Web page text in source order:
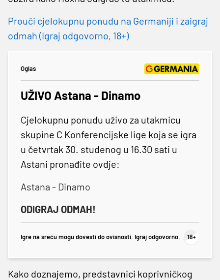
Prouči cjelokupnu ponudu na Germaniji i zaigraj
odmah (Igraj odgovorno, 18+)
Oglas
UŽIVO Astana - Dinamo
Cjelokupnu ponudu uživo za utakmicu
skupine C Konferencijske lige koja se igra
u četvrtak 30. studenog u 16.30 sati u
Astani pronađite ovdje:
Astana - Dinamo
ODIGRAJ ODMAH!
Igre na sreću mogu dovesti do ovisnosti. Igraj odgovorno.
Kako doznajemo, predstavnici koprivničkog